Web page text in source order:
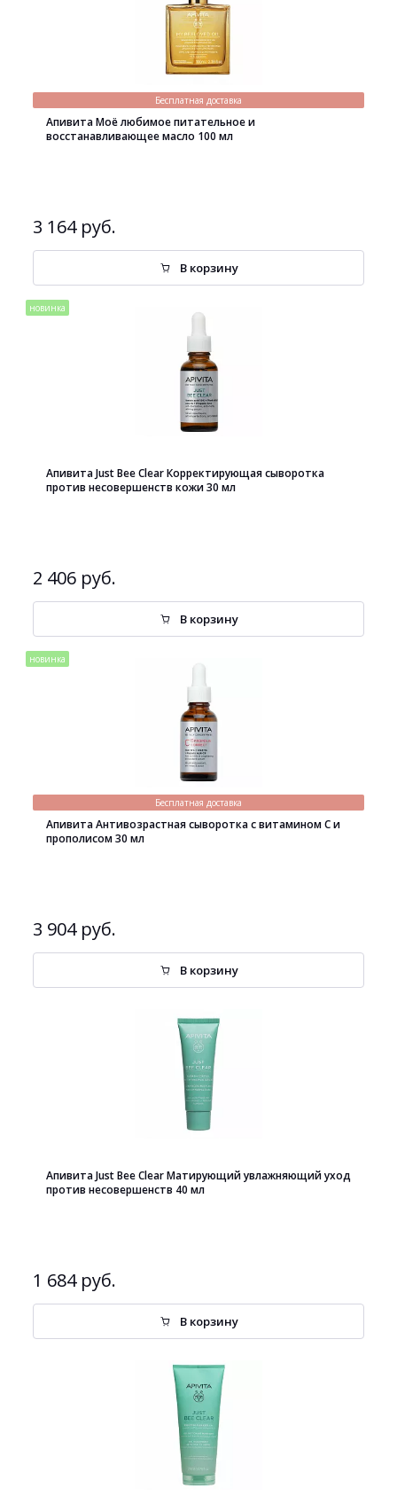
Бесплатная доставка
Апивита Моё любимое питательное и
восстанавливающее масло 100 мл
3 164 руб.
В корзину
новинка
Апивита Just Bee Clear Корректирующая сыворотка
против несовершенств кожи 30 мл
2 406 руб.
В корзину
новинка
Бесплатная доставка
Апивита Антивозрастная сыворотка с витамином С и
прополисом 30 мл
3 904 руб.
В корзину
Апивита Just Bee Clear Матирующий увлажняющий уход
против несовершенств 40 мл
1 684 руб.
В корзину